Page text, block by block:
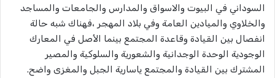
السوداني في البيوت والاسواق والمدارس والجامعات والمساجد
والخلاوي والميادين العامة وفي بلاد المهجر ،فهناك شبه حالة
انفصال بين القيادة وقاعدة المجتمع بينما الأصل في المعارك
الوجودية الوحدة الوجدانية والشعورية والسلوكية والمصير
المشترك بين القيادة والمجتمع ياسارية الجبل والمغزى واضح.